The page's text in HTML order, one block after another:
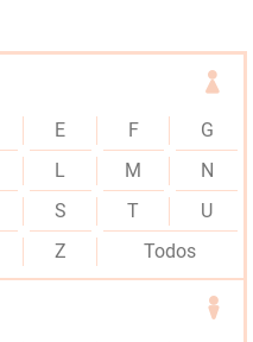
E F
G
L M
N
S T
U
Z Todos